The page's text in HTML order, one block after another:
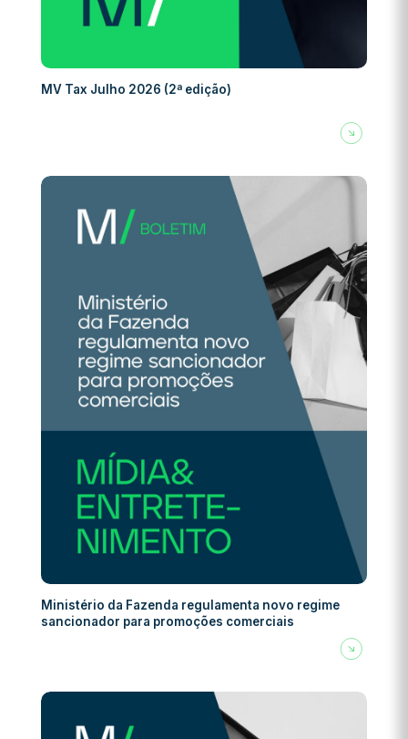
MV Tax Julho 2026 (2ª edição)
Ministério da Fazenda regulamenta novo regime
sancionador para promoções comerciais